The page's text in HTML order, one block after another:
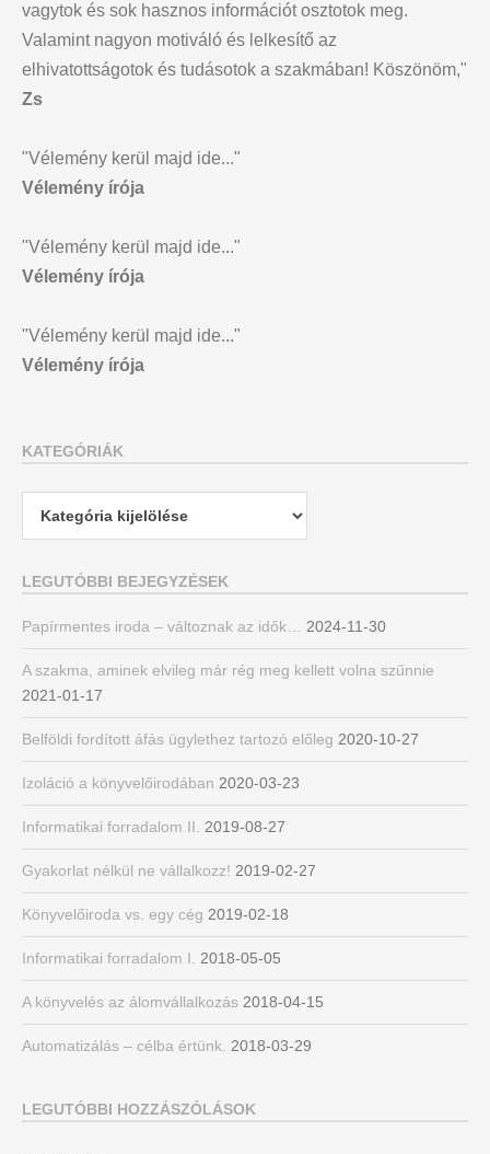
vagytok és sok hasznos információt osztotok meg.
Valamint nagyon motiváló és lelkesítő az
elhivatottságotok és tudásotok a szakmában! Köszönöm,"
Zs
"Vélemény kerül majd ide..."
Vélemény írója
"Vélemény kerül majd ide..."
Vélemény írója
"Vélemény kerül majd ide..."
Vélemény írója
KATEGÓRIÁK
Kategóriák
LEGUTÓBBI BEJEGYZÉSEK
Papírmentes iroda – változnak az idők… 2024-11-30
A szakma, aminek elvileg már rég meg kellett volna szűnnie
2021-01-17
Belföldi fordított áfás ügylethez tartozó előleg 2020-10-27
Izoláció a könyvelőirodában 2020-03-23
Informatikai forradalom II. 2019-08-27
Gyakorlat nélkül ne vállalkozz! 2019-02-27
Könyvelőiroda vs. egy cég 2019-02-18
Informatikai forradalom I. 2018-05-05
A könyvelés az álomvállalkozás 2018-04-15
Automatizálás – célba értünk. 2018-03-29
LEGUTÓBBI HOZZÁSZÓLÁSOK